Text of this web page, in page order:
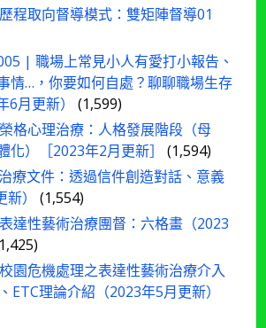
程取向督導模式：雙矩陣督導01
| 職場上常見小人有愛打小報告、
情…，你要如何自處？聊聊職場生存
月更新）
(1,599)
格心理治療：人格發展階段（母
化）［2023年2月更新］
(1,594)
療文件：透過信件創造對話、意義
）
(1,554)
達性藝術治療團督：六格畫（2023
園危機處理之表達性藝術治療介入
ETC理論介紹（2023年5月更新）